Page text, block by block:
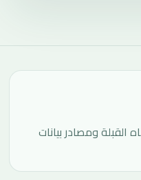
ومصادر بيانات